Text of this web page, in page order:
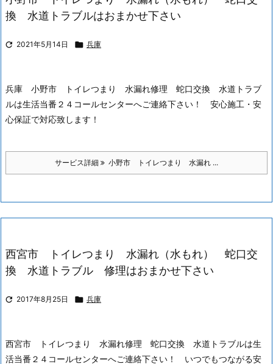
換 水道トラブルはおまかせ下さい
 2021年5月14日  兵庫
兵庫 小野市 トイレつまり 水漏れ修理 蛇口交換 水道トラブ
ルは生活当番２４コールセンターへご連絡下さい！ 安心施工・安
心保証で対応致します！
サービス詳細 小野市 トイレつまり 水漏れ ...
西宮市 トイレつまり 水漏れ（水もれ） 蛇口交
換 水道トラブル 修理はおまかせ下さい
 2017年8月25日  兵庫
西宮市 トイレつまり 水漏れ修理 蛇口交換 水道トラブルは生
活当番２４コールセンターへご連絡下さい！ いつでもつながる安